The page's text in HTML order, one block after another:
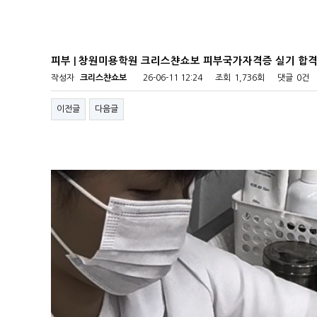
피부 | 창원미용학원 크리스챤쇼보 피부국가자격증 실기 합
작성자 크리스챤쇼보 26-06-11 12:24 조회 1,736회 댓글 0건
이전글 다음글